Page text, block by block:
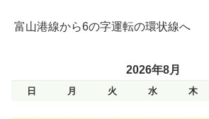
富山港線から6の字運転の環状線へ
2026年8月
日 月 火 水 木